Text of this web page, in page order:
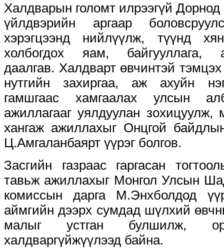
Халдварын голомт илрээгүй
үйлдвэрийн аргаар
хэрэгцээнд нийлүүлж, түүнд
холбогдох яам, байгууллага,
даалгав. Халдварт өвчинтэй
нутгийн захиргаа, аж ахуйн
гамшгаас хамгаалах улсын
ажиллагааг уялдуулан зохицуулж,
хангаж ажиллахыг Онцгой
Ц.Амгаланбаярт үүрэг болгов.
Засгийн газраас гаргасан
тавьж ажиллахыг Монгол Улсын
комиссын дарга М.Энхболдод
аймгийн дээрх сумдад шүлхий
малыг устган булшилж,
халдваргүйжүүлээд байна.